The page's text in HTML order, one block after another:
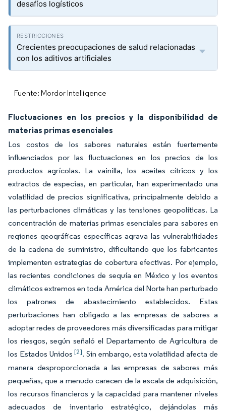
desafíos logísticos
Crecientes preocupaciones de salud relacionadas
con los aditivos artificiales
Fuente: Mordor Intelligence
Fluctuaciones en los precios y la disponibilidad de
materias primas esenciales
Los costos de los sabores naturales están fuertemente
influenciados por las fluctuaciones en los precios de los
productos agrícolas. La vainilla, los aceites cítricos y los
extractos de especias, en particular, han experimentado una
volatilidad de precios significativa, principalmente debido a
las perturbaciones climáticas y las tensiones geopolíticas. La
concentración de materias primas esenciales para sabores en
regiones geográficas específicas agrava las vulnerabilidades
de la cadena de suministro, dificultando que los fabricantes
implementen estrategias de cobertura efectivas. Por ejemplo,
las recientes condiciones de sequía en México y los eventos
climáticos extremos en toda América del Norte han perturbado
los patrones de abastecimiento establecidos. Estas
perturbaciones han obligado a las empresas de sabores a
adoptar redes de proveedores más diversificadas para mitigar
los riesgos, según señaló el Departamento de Agricultura de
los Estados Unidos[2]. Sin embargo, esta volatilidad afecta de
manera desproporcionada a las empresas de sabores más
pequeñas, que a menudo carecen de la escala de adquisición,
los recursos financieros y la capacidad para mantener niveles
adecuados de inventario estratégico, dejándolas más